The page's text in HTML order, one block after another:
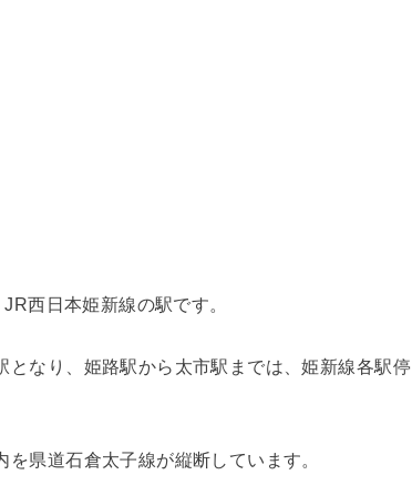
西日本姫新線の駅です。
なり、姫路駅から太市駅までは、姫新線各駅停
県道石倉太子線が縦断しています。